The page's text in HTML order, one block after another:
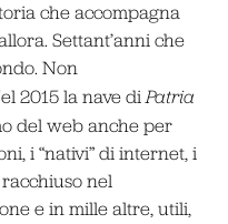
che accompagna
Settant’anni che
Non
2015 la nave diPatria
del web anche per
i “nativi” di internet, i
nel
e in mille altre, utili,